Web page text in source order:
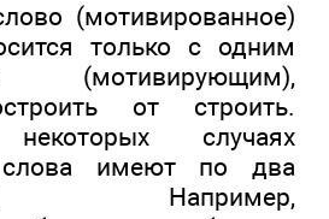
(мотивированное)
только с одним
(мотивирующим),
от строить.
случаях
слова имеют по два
Например,